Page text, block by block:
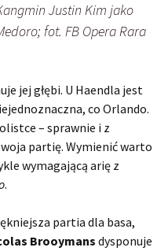
Justin Kim jako
fot. FB Opera Rara
jej głębi. U Haendla jest
co Orlando.
– sprawnie i z
partię. Wymienić warto
wymagającą arię z
.
partia dla basa,
Brooymansdysponuje